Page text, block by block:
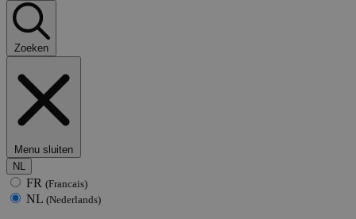
Zoeken
Menu sluiten
NL
FR (Francais)
NL (Nederlands)